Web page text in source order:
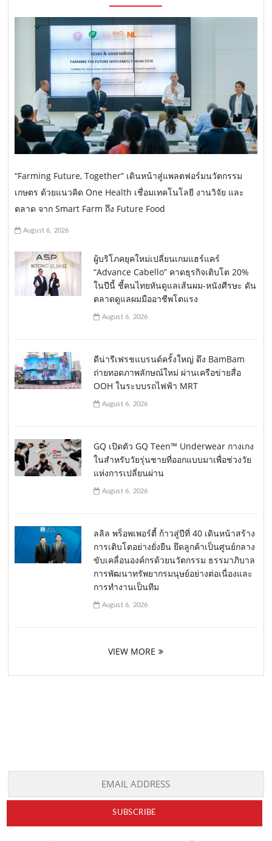
“Farming Future, Together” เดินหน้าสู่แพลตฟอร์มนวัตกรรม
เกษตร ด้วยแนวคิด One Health เชื่อมเทคโนโลยี งานวิจัย และ
ตลาด จาก Smart Farm ถึง Future Food
August 6, 2026
ผู้บริโภคยุคใหม่เปลี่ยนเกมแฮร์แคร์
“Advance Cabello” คาดธุรกิจเติบโต 20%
ในปีนี้ ชี้คนไทยหันดูแลเส้นผม-หนังศีรษะ ดัน
ตลาดดูแลผมมืออาชีพโตแรง
August 6, 2026
ดีน่ารีเฟรชแบรนด์ครั้งใหญ่ ดึง BamBam
ถ่ายทอดภาพลักษณ์ใหม่ ผ่านเครือข่ายสื่อ
OOH ในระบบรถไฟฟ้า MRT
August 6, 2026
GQ เปิดตัว GQ Teen™ Underwear กางเกง
ในสำหรับวัยรุ่นชายที่ออกแบบมาเพื่อช่วงวัย
แห่งการเปลี่ยนผ่าน
August 6, 2026
ลลิล พร็อพเพอร์ตี้ ก้าวสู่ปีที่ 40 เดินหน้าสร้าง
การเติบโตอย่างยั่งยืน ยึดลูกค้าเป็นศูนย์กลาง
ขับเคลื่อนองค์กรด้วยนวัตกรรม ธรรมาภิบาล
การพัฒนาทรัพยากรมนุษย์อย่างต่อเนื่องและ
การทำงานเป็นทีม
August 6, 2026
VIEW MORE